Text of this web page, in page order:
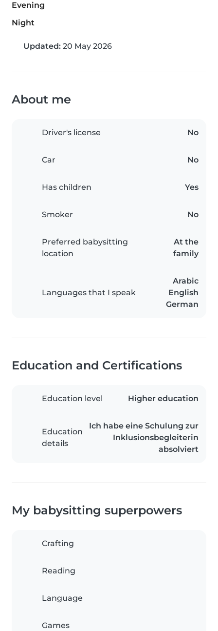
Evening
Night
Updated: 20 May 2026
About me
Driver's license No
Car No
Has children Yes
Smoker No
Preferred babysitting
location
At the
family
Languages that I speak
Arabic
English
German
Education and Certifications
Education level Higher education
Education
details
Ich habe eine Schulung zur
Inklusionsbegleiterin
absolviert
My babysitting superpowers
Crafting
Reading
Language
Games